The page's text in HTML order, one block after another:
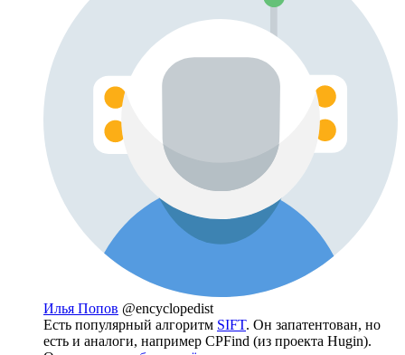
Илья Попов @encyclopedist
Есть популярный алгоритм SIFT. Он запатентован, но
есть и аналоги, например CPFind (из проекта Hugin).